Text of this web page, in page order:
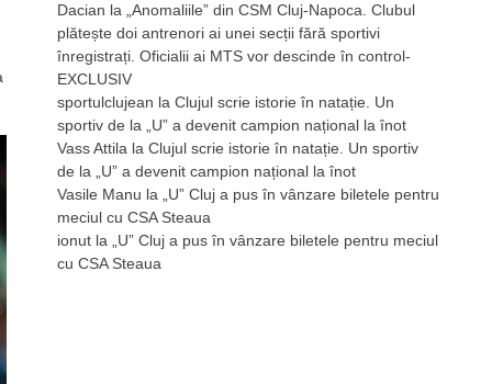
Dacian la
„Anomaliile” din CSM Cluj-Napoca. Clubul
plătește doi antrenori ai unei secții fără sportivi
înregistrați. Oficialii ai MTS vor descinde în control-
EXCLUSIV
sportulclujean la Clujul scrie istorie în natație. Un
sportiv de la „U” a devenit campion național la înot
Vass Attila la Clujul scrie istorie în natație. Un sportiv
de la „U” a devenit campion național la înot
Vasile Manu la
„U” Cluj a pus în vânzare biletele pentru
meciul cu CSA Steaua
ionut la
„U” Cluj a pus în vânzare biletele pentru meciul
cu CSA Steaua